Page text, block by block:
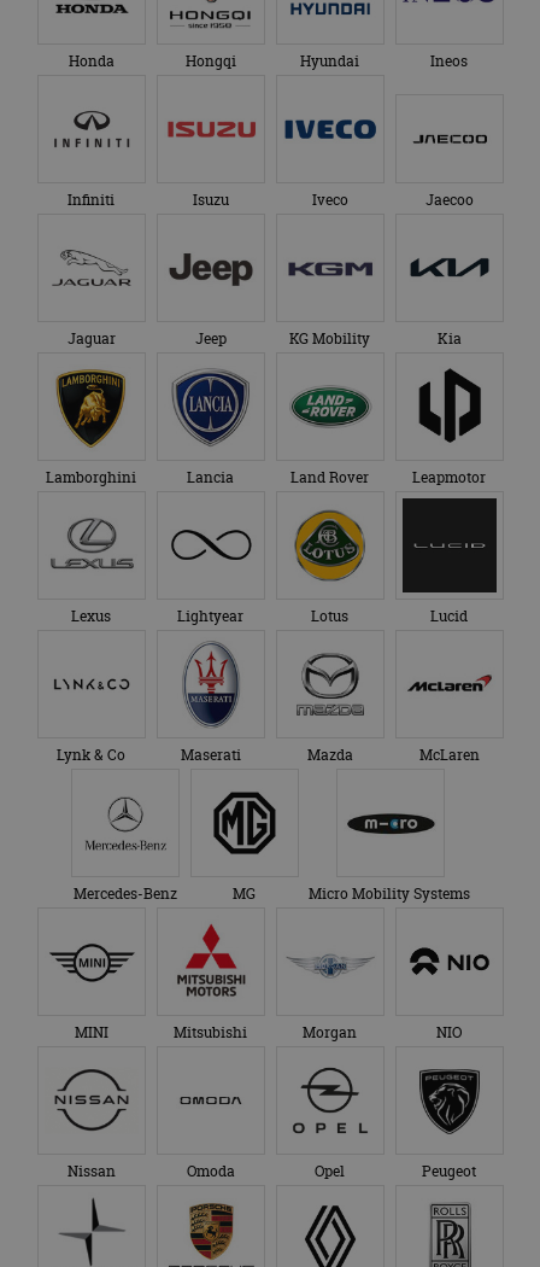
Honda Hongqi Hyundai Ineos
Infiniti Isuzu Iveco Jaecoo
Jaguar Jeep KG Mobility Kia
Lamborghini Lancia Land Rover Leapmotor
Lexus Lightyear Lotus Lucid
Lynk & Co Maserati Mazda McLaren
Mercedes-Benz MG Micro Mobility Systems
MINI Mitsubishi Morgan NIO
Nissan Omoda Opel Peugeot